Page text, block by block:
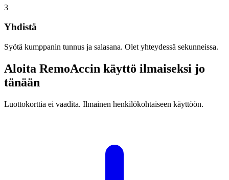
3
Yhdistä
Syötä kumppanin tunnus ja salasana. Olet yhteydessä sekunneissa.
Aloita RemoAccin käyttö ilmaiseksi jo
tänään
Luottokorttia ei vaadita. Ilmainen henkilökohtaiseen käyttöön.